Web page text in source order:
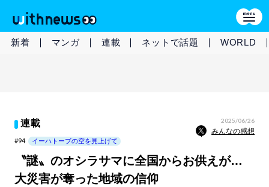
新着 マンガ 連載 ネットで話題 WORLD
連載 2025/06/26
みんなの感想
#94 イーハトーブの空を見上げて
〝謎〟のオシラサマに全国からお供えが…
大災害が奪った地域の信仰